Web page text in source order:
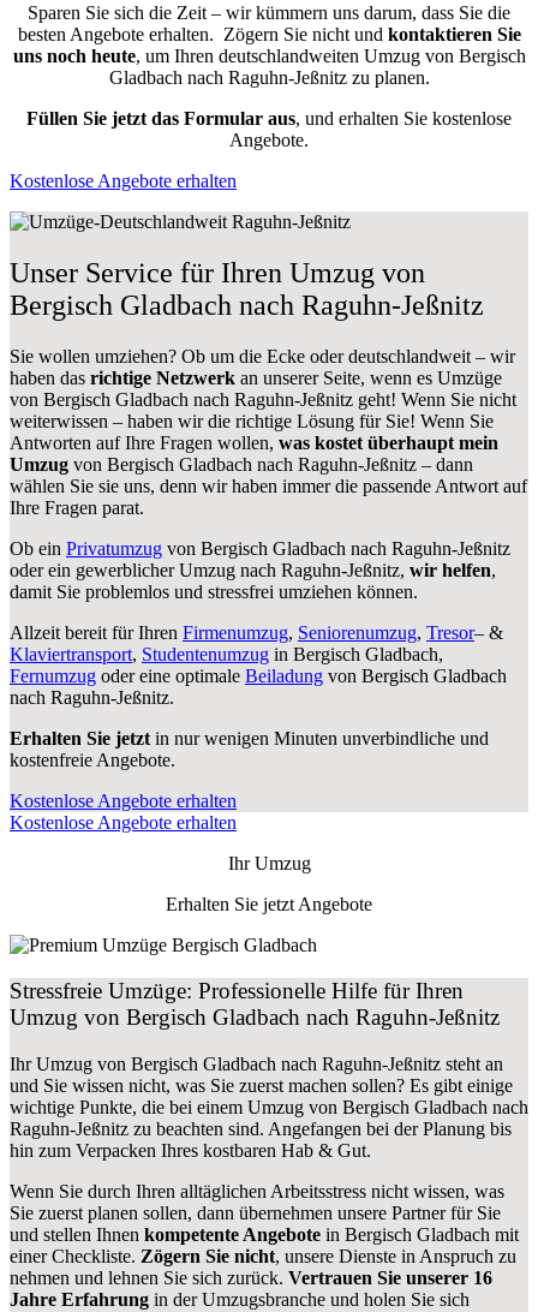
Sparen Sie sich die Zeit – wir kümmern uns darum, dass Sie die
besten Angebote erhalten. Zögern Sie nicht und kontaktieren Sie
uns noch heute, um Ihren deutschlandweiten Umzug von Bergisch
Gladbach nach Raguhn-Jeßnitz zu planen.
Füllen Sie jetzt das Formular aus, und erhalten Sie kostenlose
Angebote.
Kostenlose Angebote erhalten
Unser Service für Ihren Umzug von
Bergisch Gladbach nach Raguhn-Jeßnitz
Sie wollen umziehen? Ob um die Ecke oder deutschlandweit – wir
haben das richtige Netzwerk an unserer Seite, wenn es Umzüge
von Bergisch Gladbach nach Raguhn-Jeßnitz geht! Wenn Sie nicht
weiterwissen – haben wir die richtige Lösung für Sie! Wenn Sie
Antworten auf Ihre Fragen wollen, was kostet überhaupt mein
Umzug von Bergisch Gladbach nach Raguhn-Jeßnitz – dann
wählen Sie sie uns, denn wir haben immer die passende Antwort auf
Ihre Fragen parat.
Ob ein Privatumzug von Bergisch Gladbach nach Raguhn-Jeßnitz
oder ein gewerblicher Umzug nach Raguhn-Jeßnitz, wir helfen,
damit Sie problemlos und stressfrei umziehen können.
Allzeit bereit für Ihren Firmenumzug, Seniorenumzug, Tresor– &
Klaviertransport, Studentenumzug in Bergisch Gladbach,
Fernumzug oder eine optimale Beiladung von Bergisch Gladbach
nach Raguhn-Jeßnitz.
Erhalten Sie jetzt in nur wenigen Minuten unverbindliche und
kostenfreie Angebote.
Kostenlose Angebote erhalten
Kostenlose Angebote erhalten
Ihr Umzug
Erhalten Sie jetzt Angebote
Stressfreie Umzüge: Professionelle Hilfe für Ihren
Umzug von Bergisch Gladbach nach Raguhn-Jeßnitz
Ihr Umzug von Bergisch Gladbach nach Raguhn-Jeßnitz steht an
und Sie wissen nicht, was Sie zuerst machen sollen? Es gibt einige
wichtige Punkte, die bei einem Umzug von Bergisch Gladbach nach
Raguhn-Jeßnitz zu beachten sind. Angefangen bei der Planung bis
hin zum Verpacken Ihres kostbaren Hab & Gut.
Wenn Sie durch Ihren alltäglichen Arbeitsstress nicht wissen, was
Sie zuerst planen sollen, dann übernehmen unsere Partner für Sie
und stellen Ihnen kompetente Angebote in Bergisch Gladbach mit
einer Checkliste. Zögern Sie nicht, unsere Dienste in Anspruch zu
nehmen und lehnen Sie sich zurück. Vertrauen Sie unserer 16
Jahre Erfahrung in der Umzugsbranche und holen Sie sich